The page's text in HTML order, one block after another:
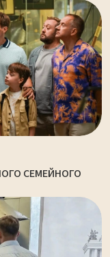
СЕМЕЙНОГО